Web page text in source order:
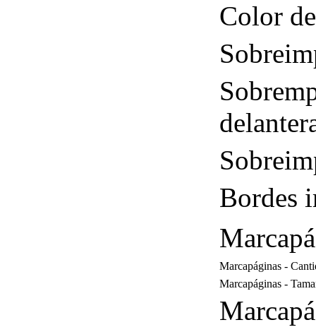
Color
Bordes
Marcapáginas -
Marcapáginas -